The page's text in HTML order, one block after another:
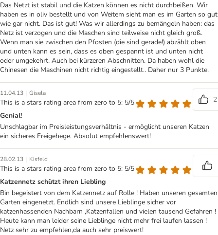
Das Netzt ist stabil und die Katzen können es nicht durchbeißen. Wir
haben es in oliv bestellt und von Weitem sieht man es im Garten so gut
wie gar nicht. Das ist gut! Was wir allerdings zu bemängeln haben: das
Netz ist verzogen und die Maschen sind teilweise nicht gleich groß.
Wenn man sie zwischen den Pfosten (die sind gerade!) abzählt oben
und unten kann es sein, dass es oben gespannt ist und unten nicht
oder umgekehrt. Auch bei kürzeren Abschnitten. Da haben wohl die
Chinesen die Maschinen nicht richtig eingestellt.. Daher nur 3 Punkte.
11.04.13 | Gisela
This is a stars rating area from zero to 5: 5/5
2
Genial!
Unschlagbar im Preisleistungsverhältnis - ermöglicht unseren Katzen
ein sicheres Freigehege. Absolut empfehlenswert!
28.02.13 | Kisfeld
This is a stars rating area from zero to 5: 5/5
Katzennetz schützt ihren Liebling
Bin begeistert von dem Katzennetz auf Rolle ! Haben unseren gesamten
Garten eingenetzt. Endlich sind unsere Lieblinge sicher vor
katzenhassenden Nachbarn ,Katzenfallen und vielen tausend Gefahren !
Heute kann man leider seine Lieblinge nicht mehr frei laufen lassen !
Netz sehr zu empfehlen,da auch sehr preiswert!